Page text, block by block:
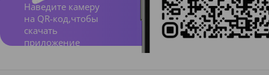
Наведите камеру
на QR-код,чтобы
скачать
приложение